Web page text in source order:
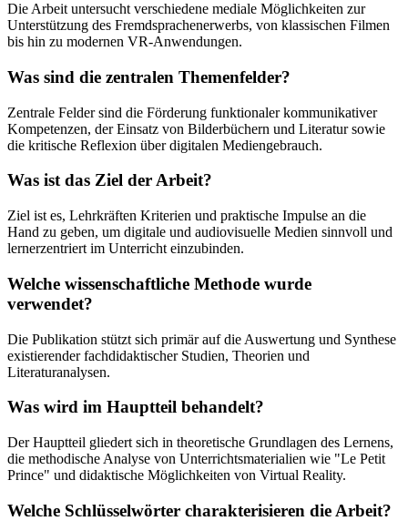
Die Arbeit untersucht verschiedene mediale Möglichkeiten zur
Unterstützung des Fremdsprachenerwerbs, von klassischen Filmen
bis hin zu modernen VR-Anwendungen.
Was sind die zentralen Themenfelder?
Zentrale Felder sind die Förderung funktionaler kommunikativer
Kompetenzen, der Einsatz von Bilderbüchern und Literatur sowie
die kritische Reflexion über digitalen Mediengebrauch.
Was ist das Ziel der Arbeit?
Ziel ist es, Lehrkräften Kriterien und praktische Impulse an die
Hand zu geben, um digitale und audiovisuelle Medien sinnvoll und
lernerzentriert im Unterricht einzubinden.
Welche wissenschaftliche Methode wurde
verwendet?
Die Publikation stützt sich primär auf die Auswertung und Synthese
existierender fachdidaktischer Studien, Theorien und
Literaturanalysen.
Was wird im Hauptteil behandelt?
Der Hauptteil gliedert sich in theoretische Grundlagen des Lernens,
die methodische Analyse von Unterrichtsmaterialien wie "Le Petit
Prince" und didaktische Möglichkeiten von Virtual Reality.
Welche Schlüsselwörter charakterisieren die Arbeit?